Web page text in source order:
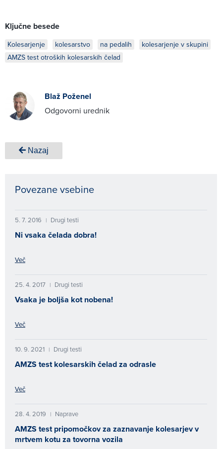
Ključne besede
Kolesarjenje kolesarstvo na pedalih
kolesarjenje v skupini
AMZS test otroških kolesarskih čelad
Blaž Poženel
Odgovorni urednik
Nazaj
Povezane vsebine
5. 7. 2016 | Drugi testi
Ni vsaka čelada dobra!
Več
25. 4. 2017 | Drugi testi
Vsaka je boljša kot nobena!
Več
10. 9. 2021 | Drugi testi
AMZS test kolesarskih čelad za odrasle
Več
28. 4. 2019 | Naprave
AMZS test pripomočkov za zaznavanje kolesarjev v
mrtvem kotu za tovorna vozila